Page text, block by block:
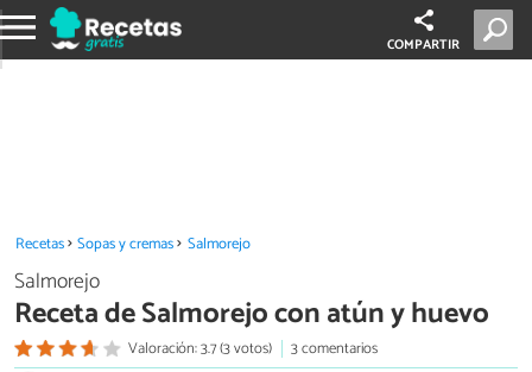
COMPARTIR
Recetas Sopas y cremas Salmorejo
Salmorejo
Receta de Salmorejo con atún y huevo
Valoración: 3.7 (3 votos)
3 comentarios